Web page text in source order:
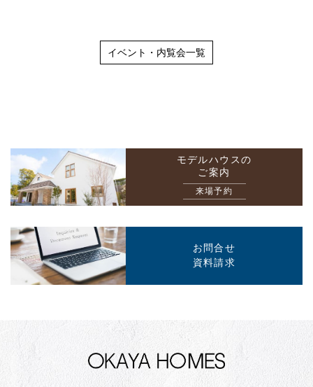
イベント・内覧会一覧
モデルハウスの
ご案内
来場予約
お問合せ
資料請求